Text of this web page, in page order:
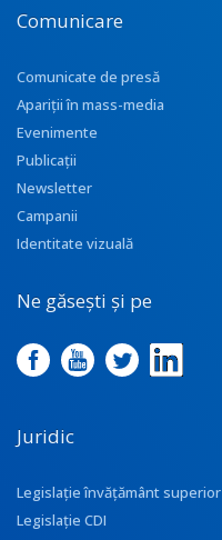
Comunicare
Comunicate de presă
Apariţii în mass-media
Evenimente
Publicații
Newsletter
Campanii
Identitate vizuală
Ne găsești și pe
Juridic
Legislație învățământ superior
Legislație CDI